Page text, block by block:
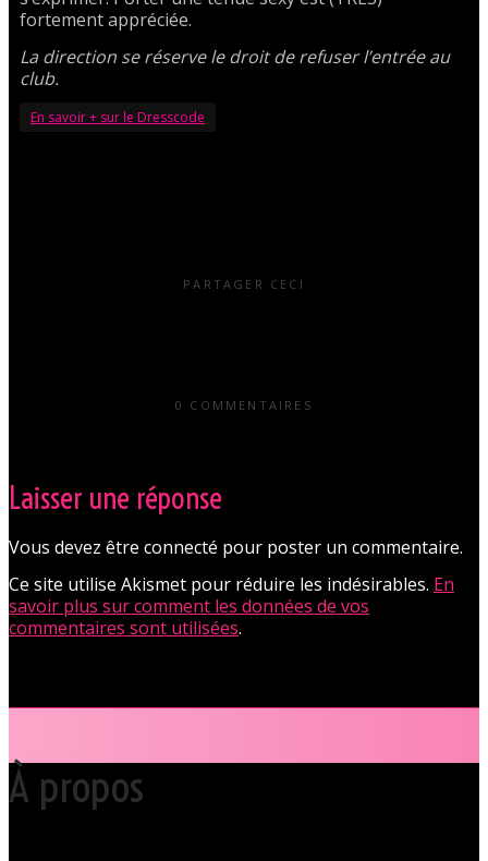
fortement appréciée.
La direction se réserve le droit de refuser l’entrée au
club.
En savoir + sur le Dresscode
PARTAGER CECI
0 COMMENTAIRES
Laisser une réponse
Vous devez être connecté pour poster un commentaire.
Ce site utilise Akismet pour réduire les indésirables. En
savoir plus sur comment les données de vos
commentaires sont utilisées.
À propos